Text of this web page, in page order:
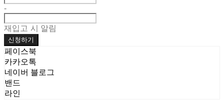
-
재입고 시 알림
신청하기
페이스북
카카오톡
네이버 블로그
밴드
라인